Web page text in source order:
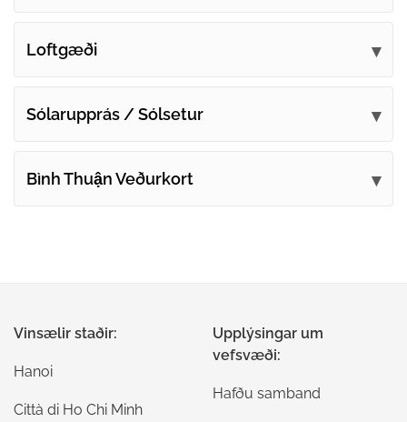
Loftgæði
Sólarupprás / Sólsetur
Bình Thuận Veðurkort
Vinsælir staðir:
Hanoi
Città di Ho Chi Minh
Upplýsingar um
vefsvæði:
Hafðu samband